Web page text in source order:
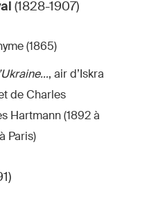
(1828-1907)
(1865)
, air d’Iskra
de Charles
Hartmann (1892 à
Paris)